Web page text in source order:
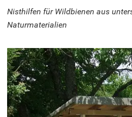
Nisthilfen für Wildbienen aus
Naturmaterialien